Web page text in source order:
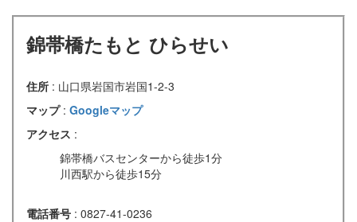
錦帯橋たもと ひらせい
住所 : 山口県岩国市岩国1-2-3
マップ : Googleマップ
アクセス :
錦帯橋バスセンターから徒歩1分
川西駅から徒歩15分
電話番号 : 0827-41-0236